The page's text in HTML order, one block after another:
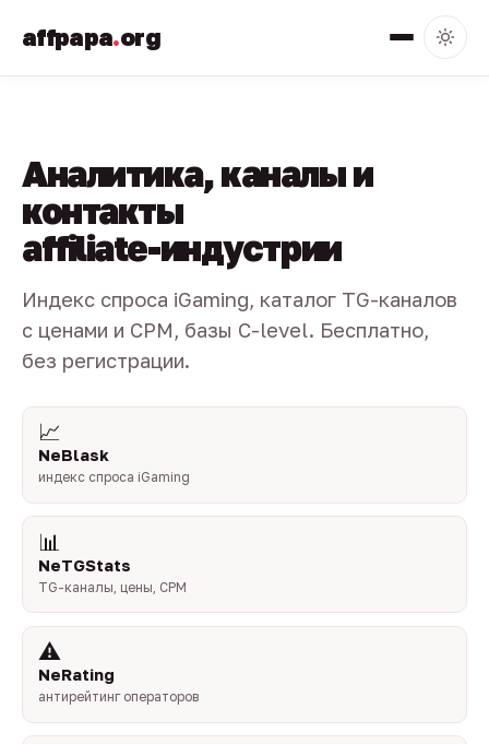
affpapa.org
Аналитика, каналы и
контакты
affiliate-индустрии
Индекс спроса iGaming, каталог TG-каналов
с ценами и CPM, базы C-level. Бесплатно,
без регистрации.
📈
NeBlask
индекс спроса iGaming
📊
NeTGStats
TG-каналы, цены, CPM
⚠️
NeRating
антирейтинг операторов